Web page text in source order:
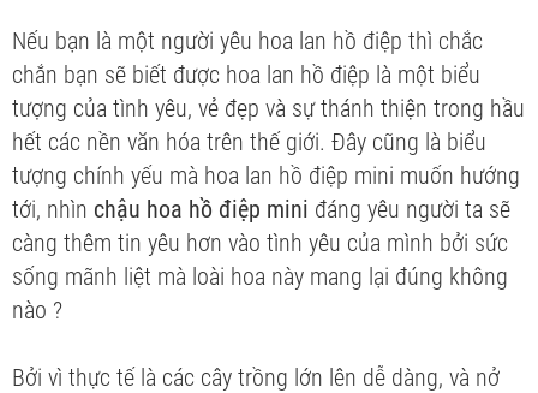
Nếu bạn là một người yêu hoa lan hồ điệp thì chắc
chắn bạn sẽ biết được hoa lan hồ điệp là một biểu
tượng của tình yêu, vẻ đẹp và sự thánh thiện trong hầu
hết các nền văn hóa trên thế giới. Đây cũng là biểu
tượng chính yếu mà hoa lan hồ điệp mini muốn hướng
tới, nhìn chậu hoa hồ điệp mini đáng yêu người ta sẽ
càng thêm tin yêu hơn vào tình yêu của mình bởi sức
sống mãnh liệt mà loài hoa này mang lại đúng không
nào ?
Bởi vì thực tế là các cây trồng lớn lên dễ dàng, và nở